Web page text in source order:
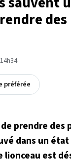
préférée
prendre
dans un
est